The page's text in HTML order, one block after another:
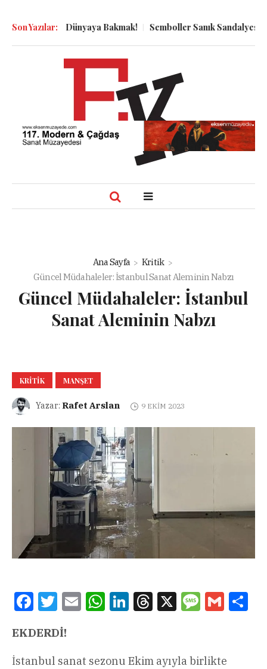
Son Yazılar:
Dibinden Dünyaya Bakmak! Semboller Sanık Sandalyesinde:
Ana Sayfa
Kritik
Güncel Müdahaleler: İstanbul Sanat Aleminin Nabzı
Güncel Müdahaleler: İstanbul
Sanat Aleminin Nabzı
KRITIK MANŞET
Yazar: Rafet Arslan 9 EKIM 2023
FacebookTwitterEmail WhatsAppLinkedInThreads
X Message
Gmail
EKDERDİ!
İstanbul sanat sezonu Ekim ayıyla birlikte